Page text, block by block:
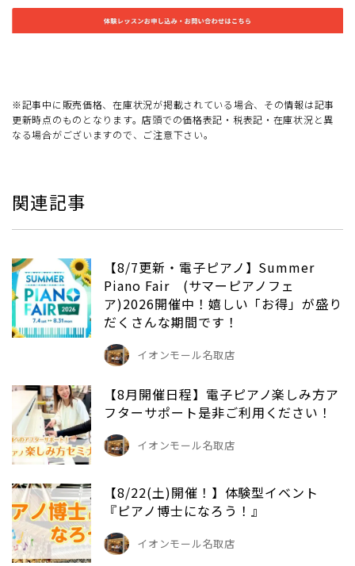
※記事中に販売価格、在庫状況が掲載されている場合、その情報は記事
更新時点のものとなります。店頭での価格表記・税表記・在庫状況と異
なる場合がございますので、ご注意下さい。
関連記事
【8/7更新・電子ピアノ】Summer
Piano Fair (サマーピアノフェ
ア)2026開催中！嬉しい「お得」が盛り
だくさんな期間です！
イオンモール名取店
【8月開催日程】電子ピアノ楽しみ方ア
フターサポート是非ご利用ください！
イオンモール名取店
【8/22(土)開催！】体験型イベント
『ピアノ博士になろう！』
イオンモール名取店